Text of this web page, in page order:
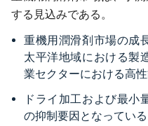
する見込みである。
重機用潤滑剤市場の成
太平洋地域における製
業セクターにおける高
ドライ加工および最小
の抑制要因となっている